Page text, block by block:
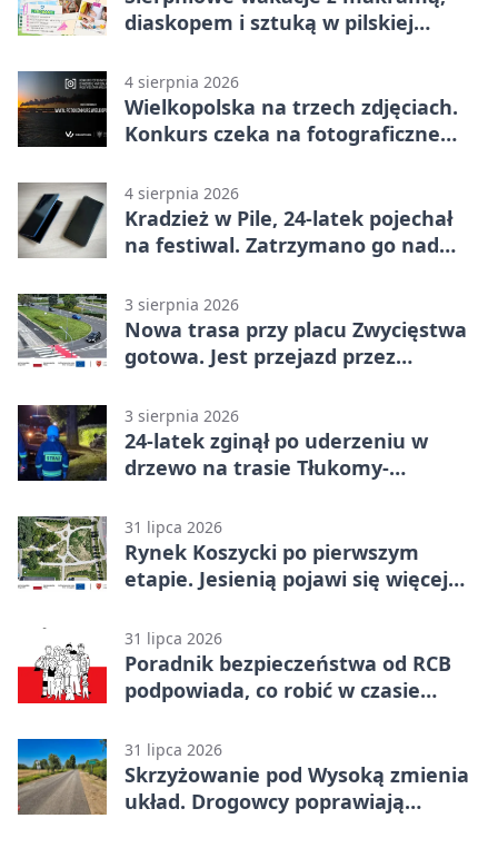
diaskopem i sztuką w pilskiej
4 sierpnia 2026
Wielkopolska na trzech zdjęciach.
Konkurs czeka na fotograficzne
4 sierpnia 2026
Kradzież w Pile, 24-latek pojechał
na festiwal. Zatrzymano go nad
3 sierpnia 2026
Nowa trasa przy placu Zwycięstwa
gotowa. Jest przejazd przez
3 sierpnia 2026
24-latek zginął po uderzeniu w
drzewo na trasie Tłukomy-
31 lipca 2026
Rynek Koszycki po pierwszym
etapie. Jesienią pojawi się więcej
31 lipca 2026
Poradnik bezpieczeństwa od RCB
podpowiada, co robić w czasie
31 lipca 2026
Skrzyżowanie pod Wysoką zmienia
układ. Drogowcy poprawiają